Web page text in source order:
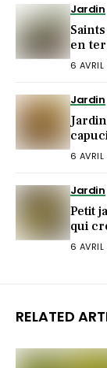
Jardin
en
6
Jardin
l’été
6
Jardin
Petit
qui
6
RELATED